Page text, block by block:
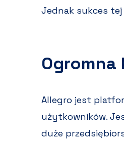
Jednak sukces
Allegro jest
użytkowników.
duże